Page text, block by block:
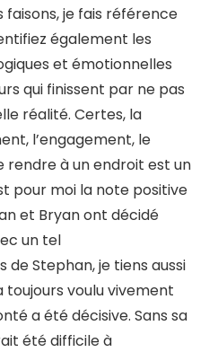
faisons, je fais référence
également les
et émotionnelles
qui finissent par ne pas
réalité. Certes, la
l’engagement, le
rendre à un endroit est un
pour moi la note positive
et Bryan ont décidé
un tel
de Stephan, je tiens aussi
toujours voulu vivement
a été décisive. Sans sa
été difficile à